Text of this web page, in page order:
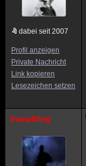
dabei seit 2007
Profil anzeigen
Private Nachricht
Link kopieren
Lesezeichen setzen
Sumpfding